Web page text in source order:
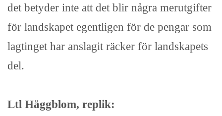
det betyder inte att det blir några merutgifter
för landskapet egentligen för de pengar som
lagtinget har anslagit räcker för landskapets
del.
Ltl Häggblom, replik: